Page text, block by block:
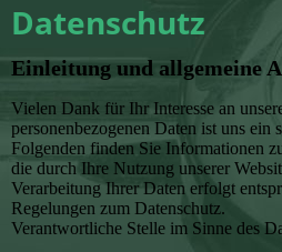
Datenschutz
Einleitung und allgemeine
Vielen Dank für Ihr Interesse an
personenbezogenen Daten ist uns
Folgenden finden Sie Informationen
die durch Ihre Nutzung unserer
Verarbeitung Ihrer Daten erfolgt
Regelungen zum Datenschutz.
Verantwortliche Stelle im Sinne des